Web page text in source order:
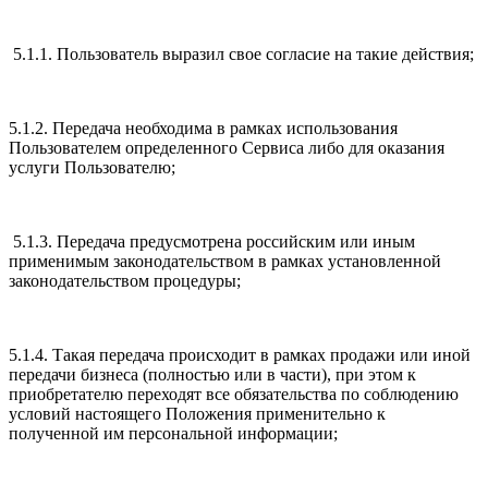
5.1.1. Пользователь выразил свое согласие на такие действия;
5.1.2. Передача необходима в рамках использования
Пользователем определенного Сервиса либо для оказания
услуги Пользователю;
5.1.3. Передача предусмотрена российским или иным
применимым законодательством в рамках установленной
законодательством процедуры;
5.1.4. Такая передача происходит в рамках продажи или иной
передачи бизнеса (полностью или в части), при этом к
приобретателю переходят все обязательства по соблюдению
условий настоящего Положения применительно к
полученной им персональной информации;